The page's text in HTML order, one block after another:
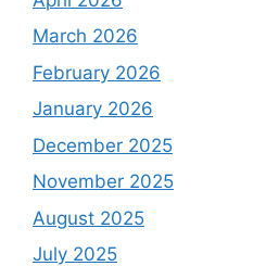
March 2026
February 2026
January 2026
December 2025
November 2025
August 2025
July 2025